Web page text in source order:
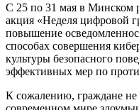
С 25 по 31 мая в Минском
акция «Неделя цифровой
повышение
способах совершения
культуры безопасного
эффективных мер по
К сожалению, граждане не